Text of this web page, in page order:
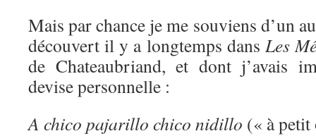
Mais par chance je me souviens d’un
découvert il y a longtemps dans Les
de Chateaubriand, et dont j’avais
devise personnelle :
A chico pajarillo chico nidillo (« à